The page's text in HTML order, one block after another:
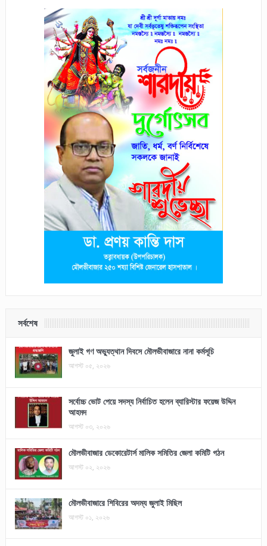
সর্বশেষ
জুলাই গণ অভ্যুত্থান দিবসে মৌলভীবাজারে নানা কর্মসূচি
আগস্ট ০৫, ২০২৬
সর্বোচ্চ ভোট পেয়ে সদস্য নির্বাচিত হলেন ব্যারিস্টার ফয়েজ উদ্দিন
আহমদ
আগস্ট ০৩, ২০২৬
মৌলভীবাজার ডেকোরেটার্স মালিক সমিতির জেলা কমিটি গঠন
আগস্ট ০২, ২০২৬
মৌলভীবাজারে শিবিরের অদম্য জুলাই মিছিল
আগস্ট ০১, ২০২৬